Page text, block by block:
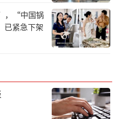
量贩平台拥抱折扣超市
果来看，量贩零食平台
是以便利店为主的社区
，也有新鲜零食、现制
，“中国锅
已紧急下架